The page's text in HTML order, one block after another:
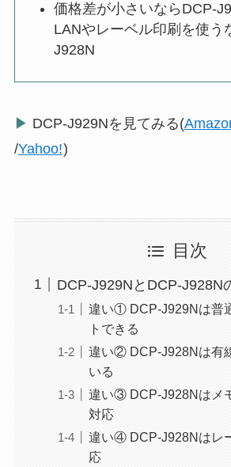
価格差が小さいならDCP-
LANやレーベル印刷を使う
J928N
▶ DCP-J929Nを見てみる(
/Yahoo!)
目次
DCP-J929NとDCP-J928N
違い① DCP-J929Nは普
トできる
違い② DCP-J928Nは有
いる
違い③ DCP-J928Nはメ
対応
違い④ DCP-J928Nはレ
応